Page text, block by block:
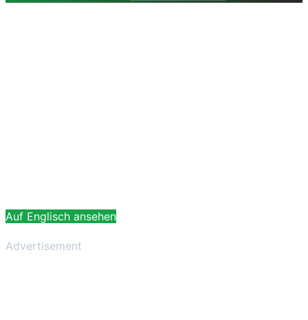
Auf Englisch ansehen
Advertisement